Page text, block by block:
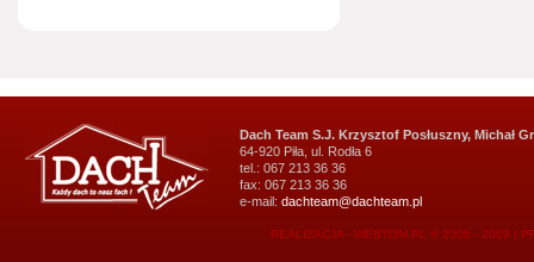
Dach Team S.J. Krzysztof Posłuszny, Michał
64-920 Piła, ul. Rodła 6
tel.: 067 213 36 36
fax: 067 213 36 36
e-mail: dachteam@dachteam.pl
REALIZACJA - WEBTOM.PL © 2006 - 2009 |